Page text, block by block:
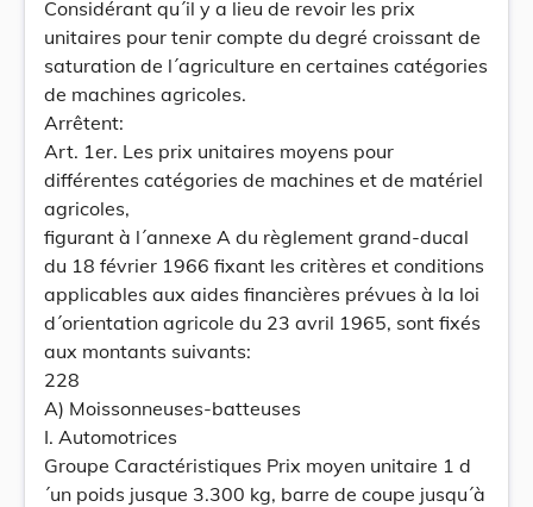
Considérant qu´il y a lieu de revoir les prix
unitaires pour tenir compte du degré croissant de
saturation de l´agriculture en certaines catégories
de machines agricoles.
Arrêtent:
Art. 1er. Les prix unitaires moyens pour
différentes catégories de machines et de matériel
agricoles,
figurant à l´annexe A du règlement grand-ducal
du 18 février 1966 fixant les critères et conditions
applicables aux aides financières prévues à la loi
d´orientation agricole du 23 avril 1965, sont fixés
aux montants suivants:
228
A) Moissonneuses-batteuses
I. Automotrices
Groupe Caractéristiques Prix moyen unitaire 1 d
´un poids jusque 3.300 kg, barre de coupe jusqu´à